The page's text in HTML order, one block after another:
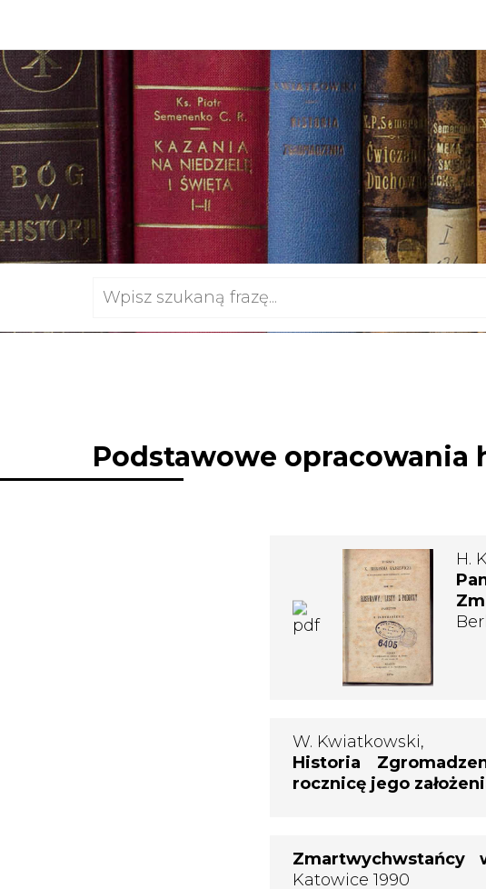
Podstawowe
H.
W. Kwiatkowski,
Historia
rocznicę jego
Zmartwychwstańcy
Katowice 1990